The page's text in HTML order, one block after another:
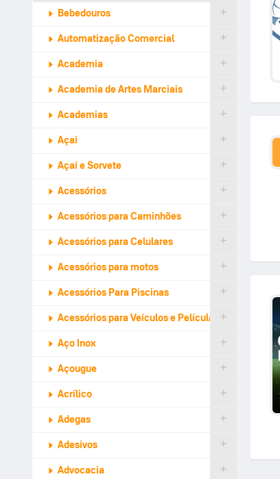
Bebedouros
Automatização Comercial
Academia
Academia de Artes Marciais
Academias
Açai
Açaí e Sorvete
Acessórios
Acessórios para Caminhões
Acessórios para Celulares
Acessórios para motos
Acessórios Para Piscinas
Acessórios para Veículos e Películas de Proteção
Aço Inox
Açougue
Acrílico
Adegas
Adesivos
Advocacia